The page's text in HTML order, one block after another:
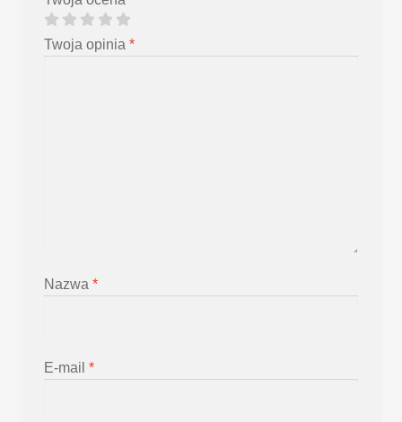
Twoja opinia *
Nazwa *
E-mail *